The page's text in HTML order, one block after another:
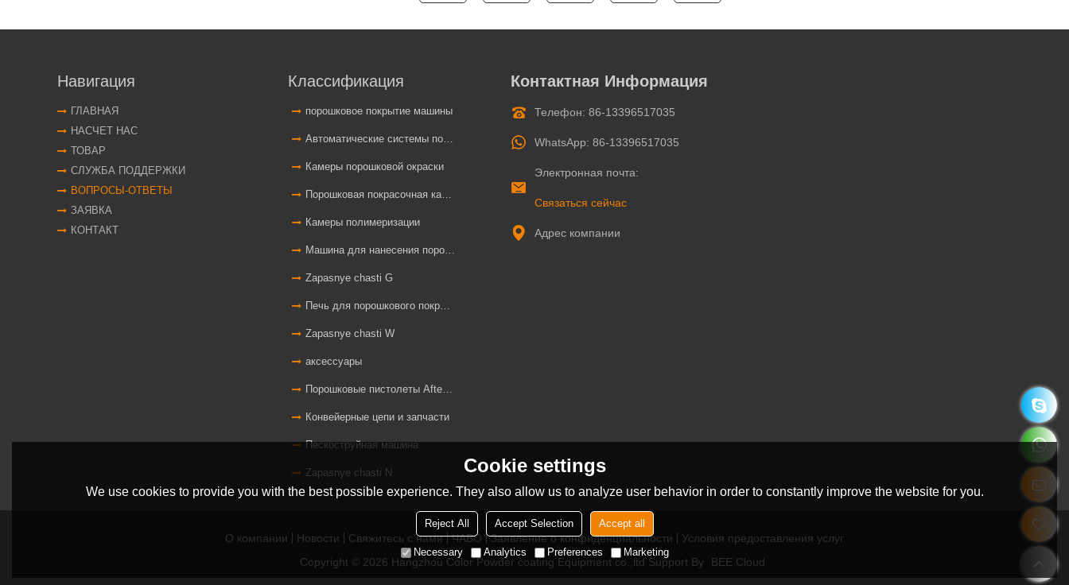
Навигация
ГЛАВНАЯ
НАСЧЕТ НАС
ТОВАР
СЛУЖБА ПОДДЕРЖКИ
ВОПРОСЫ-ОТВЕТЫ
ЗАЯВКА
КОНТАКТ
Классификация
порошковое покрытие машины
Автоматические системы порошкового покрытия
Камеры порошковой окраски
Порошковая покрасочная камера
Камеры полимеризации
Машина для нанесения порошковых покрытий
Zapasnye chasti G
Печь для порошкового покрытия
Zapasnye chasti W
аксессуары
Порошковые пистолеты AfterMarket
Конвейерные цепи и запчасти
Пескоструйная машина
Zapasnye chasti N
Контактная Информация
Телефон: 86-13396517035
WhatsApp: 86-13396517035
Электронная почта:
Связаться сейчас
Адрес компании
О компании Новости Свяжитесь с нами ЧАВО Заявление о конфиденциальности
Условия предоставления услуг
Copyright © 2026 Hangzhou Color Powder coating Equipment co.,ltd Support By BEE Cloud
Cookie settings
We use cookies to provide you with the best possible experience. They also allow us to analyze user behavior in order to constantly improve the website for you.
Reject All Accept Selection Accept all
Necessary Analytics Preferences Marketing